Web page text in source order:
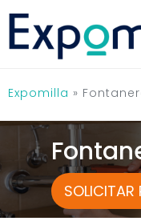
Saltar
contenido
Expomilla »
SOLICITAR